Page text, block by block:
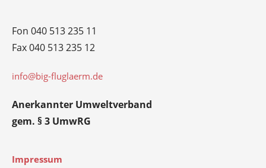
Fon 040 513 235 11
Fax 040 513 235 12
info@big-fluglaerm.de
Anerkannter Umweltverband
gem. § 3 UmwRG
Impressum